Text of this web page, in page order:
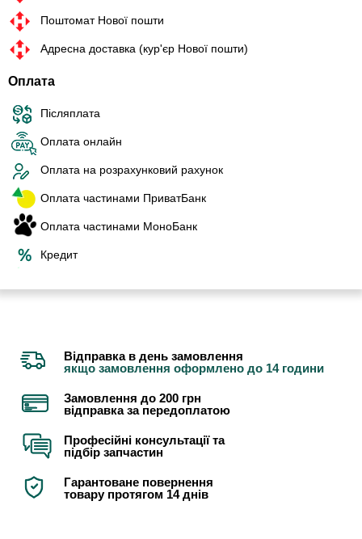
Поштомат Нової пошти
Адресна доставка (кур'єр Нової пошти)
Оплата
Післяплата
Оплата онлайн
Оплата на розрахунковий рахунок
Оплата частинами ПриватБанк
Оплата частинами МоноБанк
Кредит
Відправка в день замовлення
якщо замовлення оформлено до 14 години
Замовлення до 200 грн
відправка за передоплатою
Професійні консультації та
підбір запчастин
Гарантоване повернення
товару протягом 14 днів